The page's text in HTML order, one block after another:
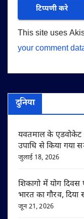
This site uses
your comment
दुनिया
यवतमाल के एडवोकेट
उपाधि से किया गया
जुलाई 18, 2026
शिकागो में योग
भारत का गौरव,
जून 21, 2026